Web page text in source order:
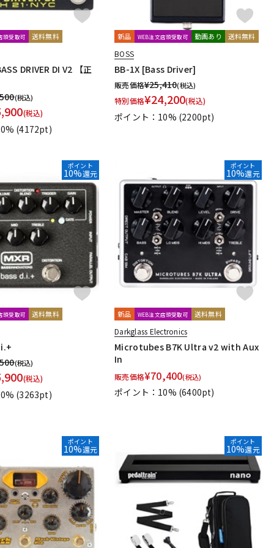
KORG Kz Guitar Works
mid-fi electronics
Mission Engineering
Musicom LAB MU-TRON MXR
Oyaide
Phil Jones Bass） Poly Effects Positive Grid
REVV RJM RMC Rocktron Roger Mayer Roland
Sound Skreddy Pedals
SM Pedals
Instruments
SoundBrut SOURCE AUDIO Stack
REX
VeroCity Effects Pedals VERTEX VitalAudio
Xotic XSONIC
Indigo Note Sheeran
Science Amplification
Lofi Mind Effects HUDSON ELECTRONICS
頭受取可 送料無料
DRIVER DI V2 【正
(税込)
(税込)
(4172pt)
新品 WEB注文店頭受取可 動画あり 送料無料
BOSS
BB-1X [Bass Driver]
販売価格¥25,410(税込)
特別価格¥24,200(税込)
ポイント：10% (2200pt)
ポイント
10%還元
頭受取可 送料無料
(税込)
(税込)
(3263pt)
ポイント
10%還元
新品 WEB注文店頭受取可 送料無料
Darkglass Electronics
Microtubes B7K Ultra v2 with Aux
In
販売価格¥70,400(税込)
ポイント：10% (6400pt)
ポイント
10%還元
ポイント
10%還元